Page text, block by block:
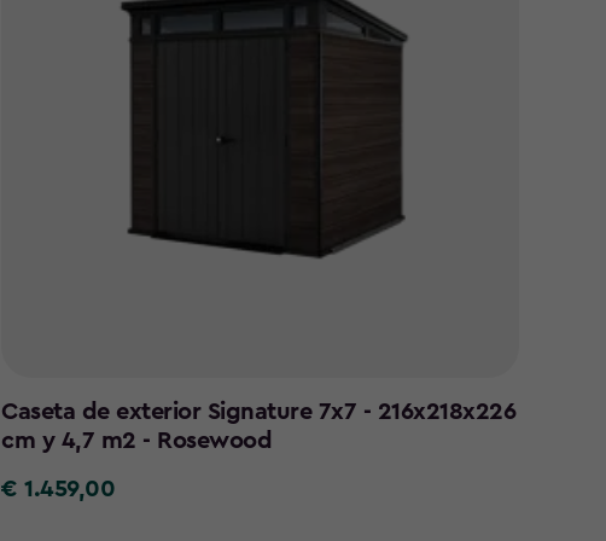
Caseta de exterior Signature 7x7 - 216x218x226
cm y 4,7 m2 - Rosewood
€
€ 1.459,00